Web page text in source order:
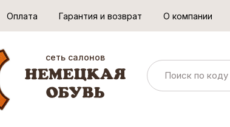
Оплата Гарантия и возврат О компании
сеть салонов